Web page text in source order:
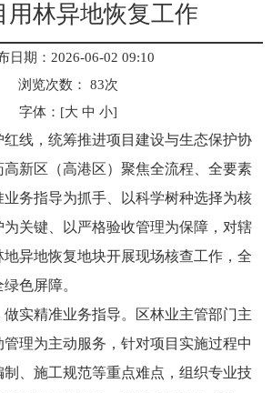
用林异地恢复工作
日期：2026-06-02 09:10
浏览次数：
83次
字体：[大 中 小]
红线，统筹推进项目建设与生态保护协
高新区（高港区）聚焦全流程、全要素
务指导为抓手、以科学树种选择为核
关键、以严格验收管理为保障，对辖
异地恢复地块开展现场核查工作，全
色屏障。
实精准业务指导。区林业主管部门主
理为主动服务，针对项目实施过程中
、施工规范等重点难点，组织专业技